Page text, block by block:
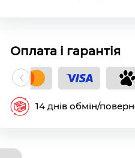
Оплата і гарантія
14 днів обмін/